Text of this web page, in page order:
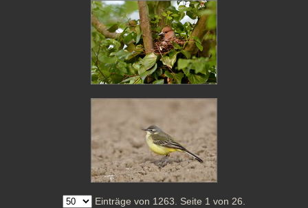
Einträge von 1263. Seite 1 von 26.